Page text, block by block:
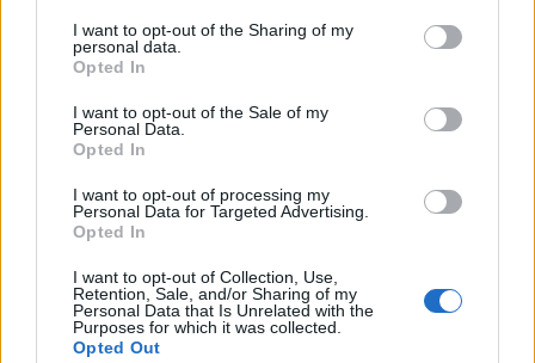
I want to opt-out of the Sharing of my
personal data.
Opted In
I want to opt-out of the Sale of my
Personal Data.
Opted In
I want to opt-out of processing my
Personal Data for Targeted Advertising.
Opted In
I want to opt-out of Collection, Use,
Retention, Sale, and/or Sharing of my
Personal Data that Is Unrelated with the
Purposes for which it was collected.
Opted Out
Ένα βολικό κούρεμα
Κάποιακορίτσια
έλεγαν ότι είναι αρκετάανατρεπτικό
. Άλλες
θα έλεγαν ότι είναι
πολλά στα μαλλιάτους και να ασχολούνται με
styling
κούρεμα.